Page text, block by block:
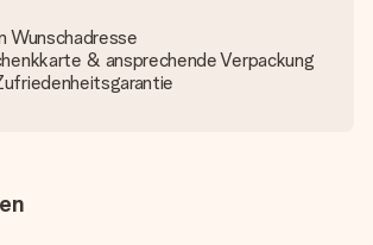
Wunschadresse
& ansprechende Verpackung